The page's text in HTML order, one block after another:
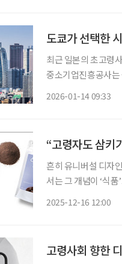
도쿄가 선택한
최근 일본의 초고령
중소기업진흥공사는
2026-01-14 09:33
“고령자도 삼키
흔히 유니버설 디자
서는 그 개념이 ‘식
2025-12-16 12:00
고령사회 향한